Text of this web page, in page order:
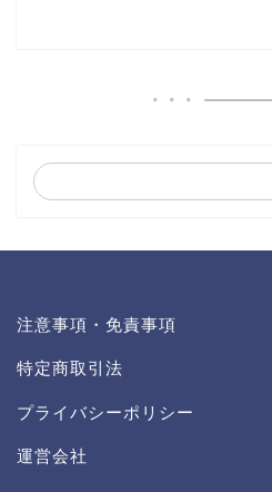
注意事項・免責事項
特定商取引法
プライバシーポリシー
運営会社